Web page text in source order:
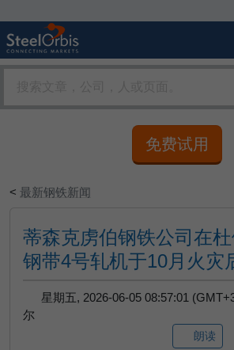
免费试用
< 最新钢铁新闻
蒂森克虏伯钢铁公司在
钢带4号轧机于10月火灾
星期五, 2026-06-05 08:57:01
尔
朗读